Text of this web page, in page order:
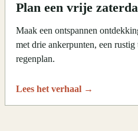
Plan een vrije
Maak een ontspannen
met drie ankerpunten, een rustig
regenplan.
Lees het verhaal →